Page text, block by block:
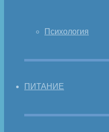
Психология
ПИТАНИЕ